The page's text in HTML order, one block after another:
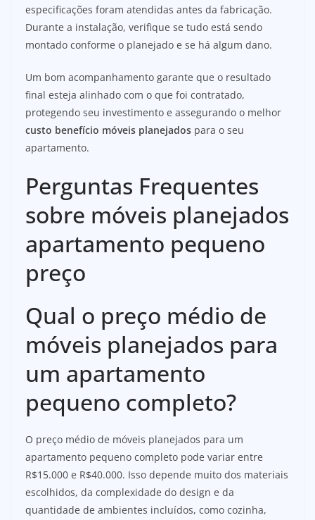
especificações foram atendidas antes da fabricação.
Durante a instalação, verifique se tudo está sendo
montado conforme o planejado e se há algum dano.
Um bom acompanhamento garante que o resultado
final esteja alinhado com o que foi contratado,
protegendo seu investimento e assegurando o melhor
custo benefício móveis planejados para o seu
apartamento.
Perguntas Frequentes
sobre móveis planejados
apartamento pequeno
preço
Qual o preço médio de
móveis planejados para
um apartamento
pequeno completo?
O preço médio de móveis planejados para um
apartamento pequeno completo pode variar entre
R$15.000 e R$40.000. Isso depende muito dos materiais
escolhidos, da complexidade do design e da
quantidade de ambientes incluídos, como cozinha,